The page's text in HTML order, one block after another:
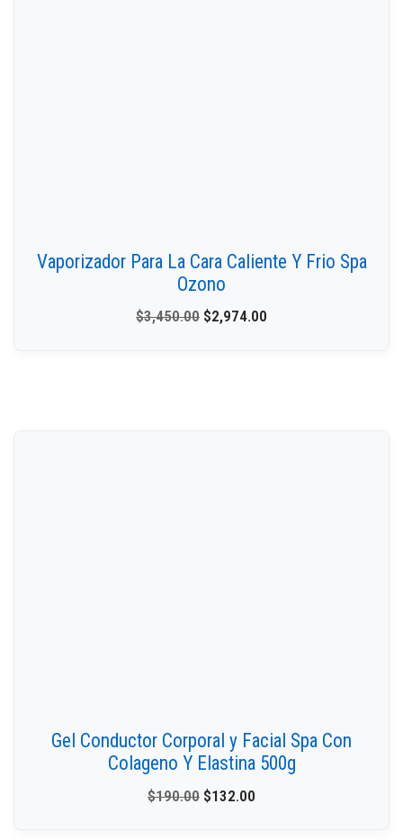
Vaporizador Para La Cara Caliente Y Frio Spa
Ozono
$3,450.00 $2,974.00
Gel Conductor Corporal y Facial Spa Con
Colageno Y Elastina 500g
$190.00 $132.00